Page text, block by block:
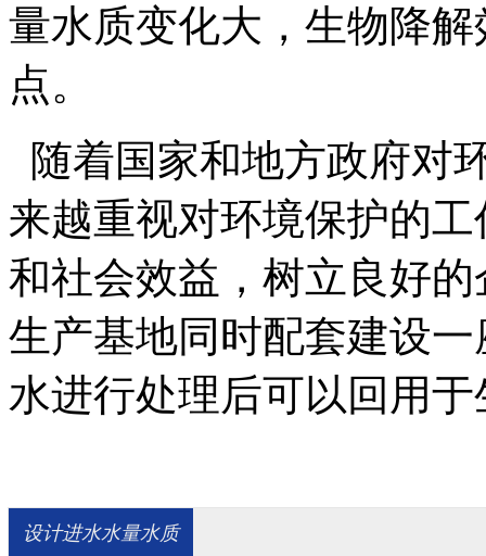
量水质变化大，生物降
点。
随着国家和地方政府对
来越重视对环境保护的
和社会效益，树立良好
生产基地同时配套建设
水进行处理后可以回用
设计进水水量水质